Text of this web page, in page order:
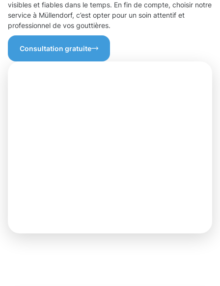
visibles et fiables dans le temps. En fin de compte, choisir notre
service à Müllendorf, c’est opter pour un soin attentif et
professionnel de vos gouttières.
Consultation gratuite